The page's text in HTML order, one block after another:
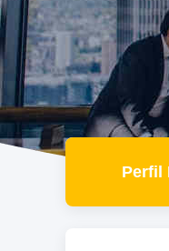
Perfil